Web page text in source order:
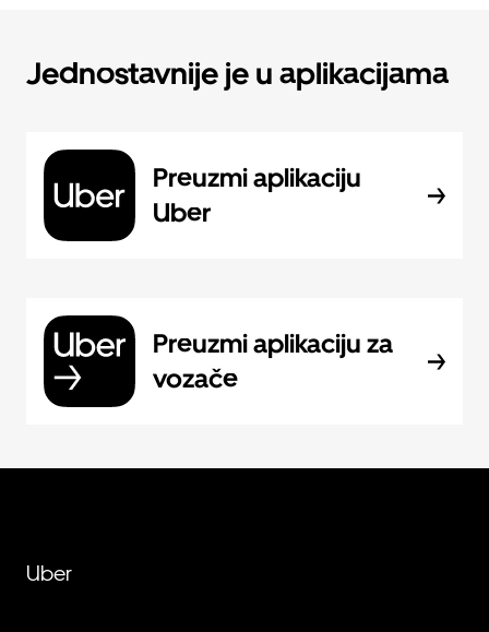
Jednostavnije je u aplikacijama
Preuzmi aplikaciju
Uber
Preuzmi aplikaciju za
vozače
Uber